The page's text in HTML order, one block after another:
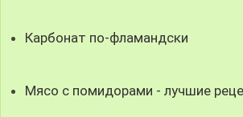
Карбонат по-фламандски
Мясо с помидорами - лучшие